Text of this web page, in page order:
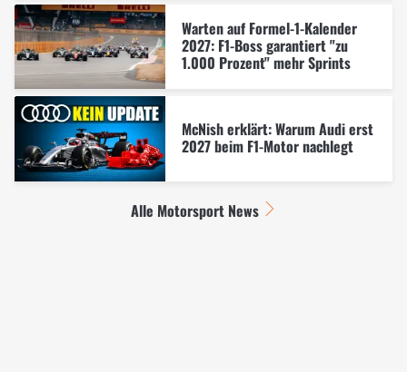
Warten auf Formel-1-Kalender
2027: F1-Boss garantiert "zu
1.000 Prozent" mehr Sprints
McNish erklärt: Warum Audi erst
2027 beim F1-Motor nachlegt
Alle Motorsport News